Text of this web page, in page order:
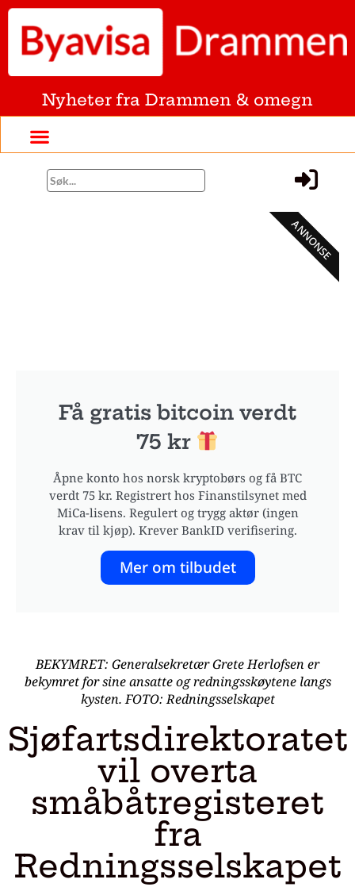
Nyheter fra Drammen & omegn
Få gratis bitcoin verdt
75 kr
Åpne konto hos norsk kryptobørs og få BTC
verdt 75 kr. Registrert hos Finanstilsynet med
MiCa-lisens. Regulert og trygg aktør (ingen
krav til kjøp). Krever BankID verifisering.
Mer om tilbudet
ANNONSE
BEKYMRET: Generalsekretær Grete Herlofsen er
bekymret for sine ansatte og redningsskøytene langs
kysten. FOTO: Redningsselskapet
Sjøfartsdirektoratet
vil overta
småbåtregisteret
fra
Redningsselskapet